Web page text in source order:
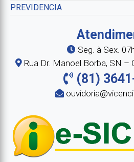
PREVIDENCIA
Seg. à Sex.
Rua Dr. Manoel Borba, SN –
(81)